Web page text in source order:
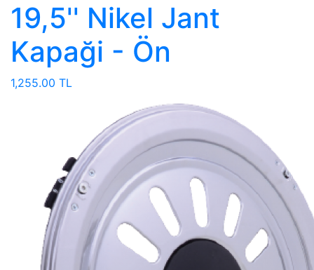
19,5'' Nikel Jant
Kapaği - Ön
1,255.00 TL